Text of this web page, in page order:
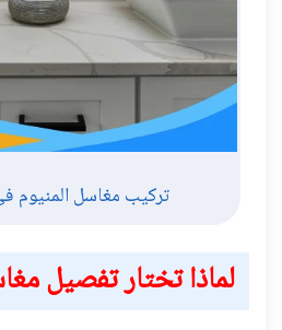
تركيب مغاسل المنيوم
لماذا تختار تفصيل